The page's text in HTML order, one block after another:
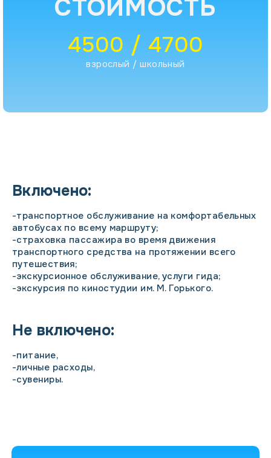
СТОИМОСТЬ
4500 / 4700
взрослый / школьный
Включено:
-транспортное обслуживание на комфортабельных
автобусах по всему маршруту;
-страховка пассажира во время движения
транспортного средства на протяжении всего
путешествия;
-экскурсионное обслуживание, услуги гида;
-экскурсия по киностудии им. М. Горького.
Не включено:
-питание,
-личные расходы,
-сувениры.